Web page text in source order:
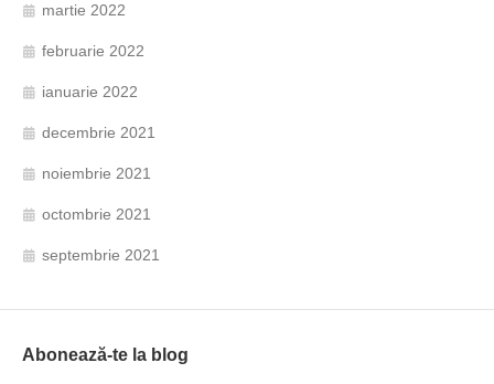
martie 2022
februarie 2022
ianuarie 2022
decembrie 2021
noiembrie 2021
octombrie 2021
septembrie 2021
Abonează-te la blog